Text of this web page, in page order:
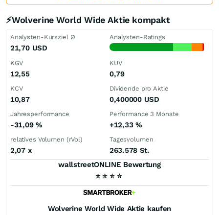
⚡Wolverine World Wide Aktie kompakt
Analysten-Kursziel Ø
21,70 USD
Analysten-Ratings
KGV
12,55
KUV
0,79
KCV
10,87
Dividende pro Aktie
0,400000 USD
Jahresperformance
-31,09 %
Performance 3 Monate
+12,33 %
relatives Volumen (rVol)
2,07 x
Tagesvolumen
263.578 St.
wallstreetONLINE Bewertung
⭐ ⭐ ⭐ ⭐
Wolverine World Wide Aktie kaufen